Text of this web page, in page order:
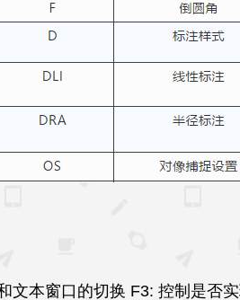
文本窗口的切换 F3: 控制是